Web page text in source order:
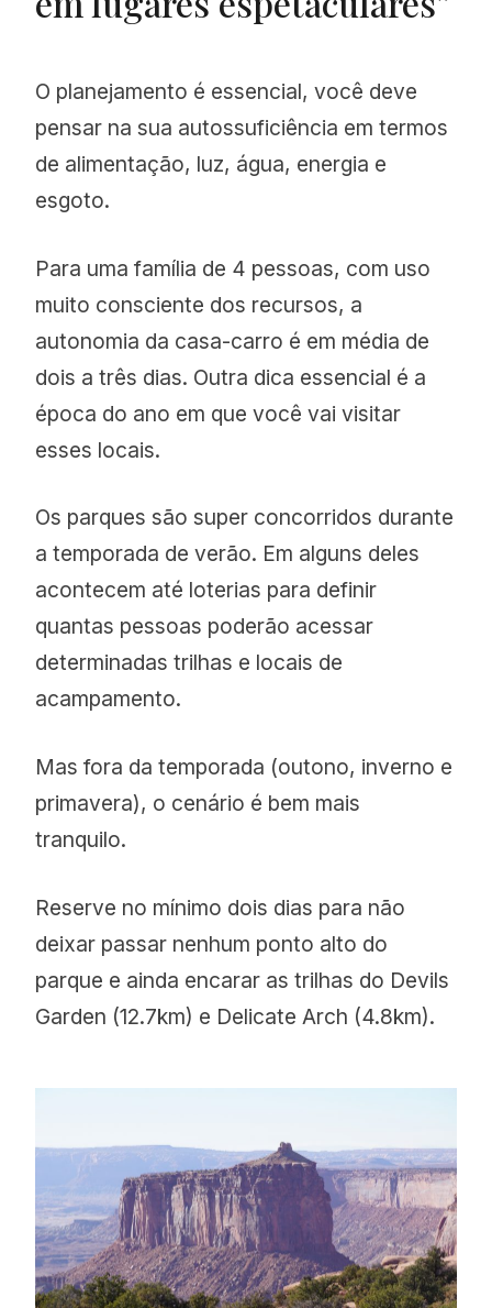
O planejamento é essencial, você deve
pensar na sua autossuficiência em termos
de alimentação, luz, água, energia e
esgoto.
Para uma família de 4 pessoas, com uso
muito consciente dos recursos, a
autonomia da casa-carro é em média de
dois a três dias. Outra dica essencial é a
época do ano em que você vai visitar
esses locais.
Os parques são super concorridos durante
a temporada de verão. Em alguns deles
acontecem até loterias para definir
quantas pessoas poderão acessar
determinadas trilhas e locais de
acampamento.
Mas fora da temporada (outono, inverno e
primavera), o cenário é bem mais
tranquilo.
Reserve no mínimo dois dias para não
deixar passar nenhum ponto alto do
parque e ainda encarar as trilhas do Devils
Garden (12.7km) e Delicate Arch (4.8km).